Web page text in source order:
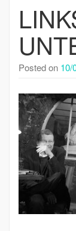
Posted on 10/